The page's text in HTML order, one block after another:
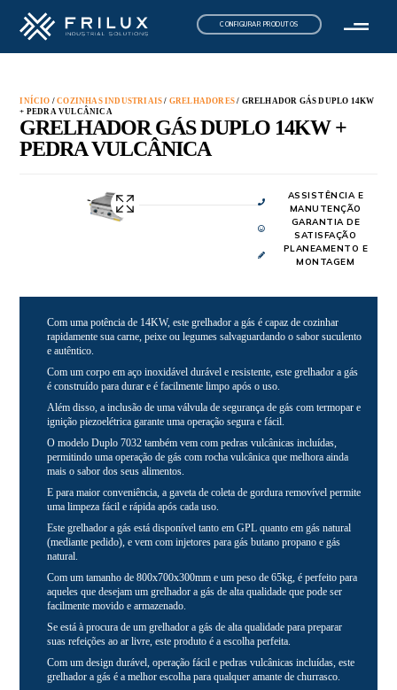
CONFIGURAR PRODUTOS
INÍCIO /COZINHAS INDUSTRIAIS / GRELHADORES / GRELHADOR GÁS DUPLO 14KW
+ PEDRA VULCÂNICA
GRELHADOR GÁS DUPLO 14KW +
PEDRA VULCÂNICA
ASSISTÊNCIA E
MANUTENÇÃO
GARANTIA DE
SATISFAÇÃO
PLANEAMENTO E
MONTAGEM
Com uma potência de 14KW, este grelhador a gás é capaz de cozinhar
rapidamente sua carne, peixe ou legumes salvaguardando o sabor suculento
e autêntico.
Com um corpo em aço inoxidável durável e resistente, este grelhador a gás
é construído para durar e é facilmente limpo após o uso.
Além disso, a inclusão de uma válvula de segurança de gás com termopar e
ignição piezoelétrica garante uma operação segura e fácil.
O modelo Duplo 7032 também vem com pedras vulcânicas incluídas,
permitindo uma operação de gás com rocha vulcânica que melhora ainda
mais o sabor dos seus alimentos.
E para maior conveniência, a gaveta de coleta de gordura removível permite
uma limpeza fácil e rápida após cada uso.
Este grelhador a gás está disponível tanto em GPL quanto em gás natural
(mediante pedido), e vem com injetores para gás butano propano e gás
natural.
Com um tamanho de 800x700x300mm e um peso de 65kg, é perfeito para
aqueles que desejam um grelhador a gás de alta qualidade que pode ser
facilmente movido e armazenado.
Se está à procura de um grelhador a gás de alta qualidade para preparar
suas refeições ao ar livre, este produto é a escolha perfeita.
Com um design durável, operação fácil e pedras vulcânicas incluídas, este
grelhador a gás é a melhor escolha para qualquer amante de churrasco.